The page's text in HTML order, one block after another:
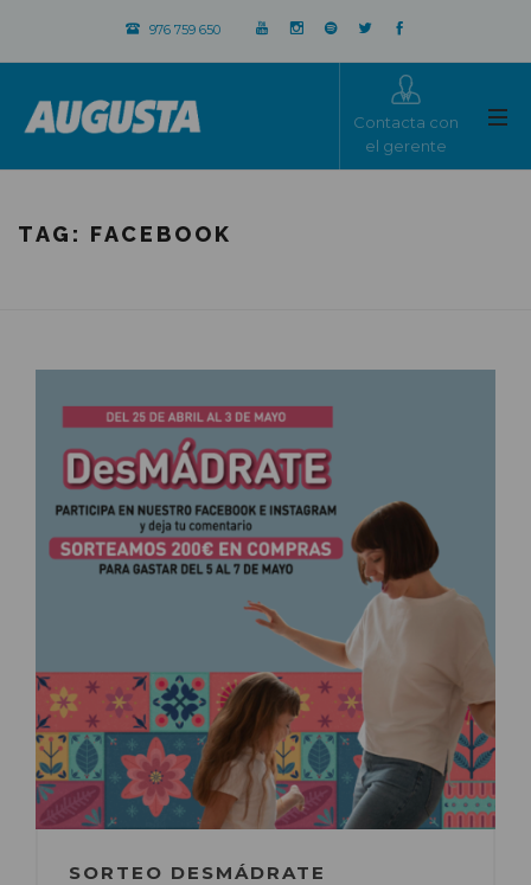
976 759 650
Contacta con
el gerente
TAG: FACEBOOK
SORTEO DESMÁDRATE